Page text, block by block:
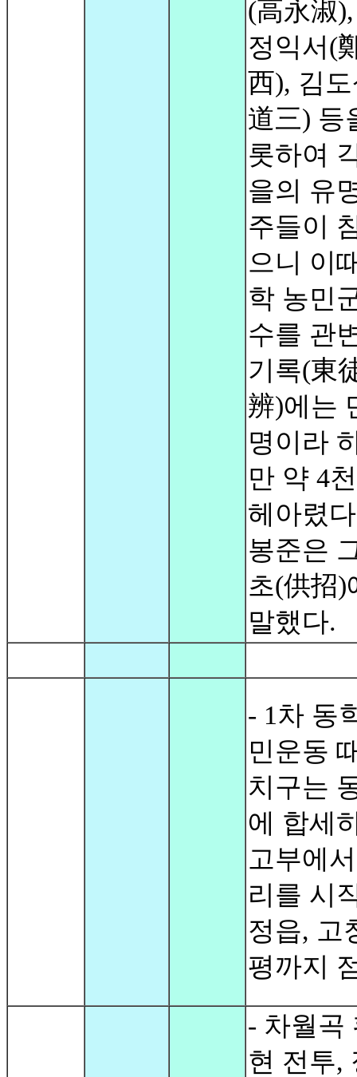
(高永淑
정익서(
西), 김
道三) 등
롯하여
을의 유
주들이
으니 이
학 농민
수를 관
기록(東
辨)에는
명이라
만 약 4
헤아렸
봉준은
초(供招)
말했다.
- 1차 동
민운동
치구는
에 합세
고부에
리를 시
정읍, 고
평까지
- 차월곡
현 전투,